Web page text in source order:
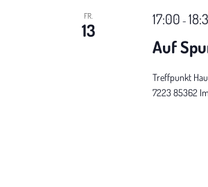
FR.
13
Auf
17:00 -
Treffpunkt
7223 85362